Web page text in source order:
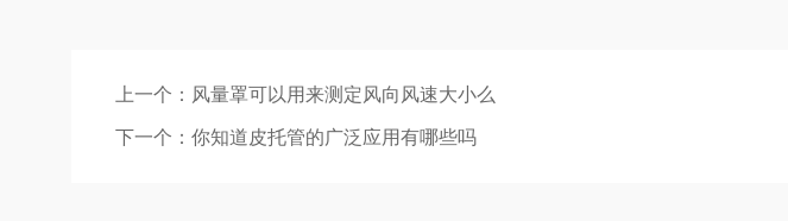
上一个： 风量罩可以用来测定风向风速大小么
下一个： 你知道皮托管的广泛应用有哪些吗